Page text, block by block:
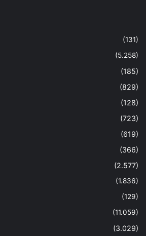
(131)
(5.258)
(185)
(829)
(128)
(723)
(619)
(366)
(2.577)
(1.836)
(129)
(11.059)
(3.029)